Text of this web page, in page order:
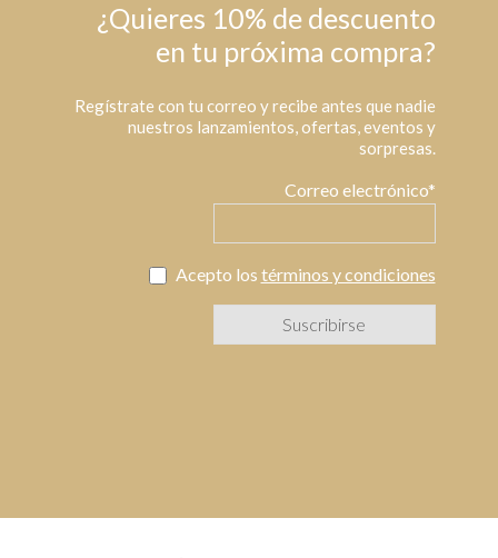
¿Quieres 10% de descuento
en tu próxima compra?
Regístrate con tu correo y recibe antes que nadie
nuestros lanzamientos, ofertas, eventos y
sorpresas.
Correo electrónico*
Acepto los términos y condiciones